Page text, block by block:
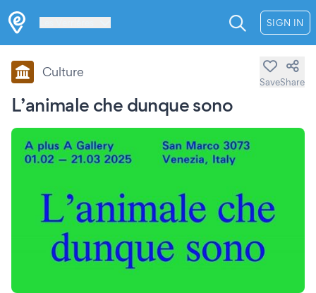
SIGN IN
L’animale che dunque sono
Culture
SaveShare